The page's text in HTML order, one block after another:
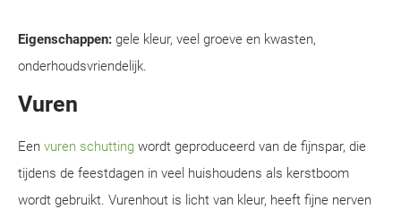
Eigenschappen: gele kleur, veel groeve en kwasten,
onderhoudsvriendelijk.
Vuren
Een vuren schutting wordt geproduceerd van de fijnspar, die
tijdens de feestdagen in veel huishoudens als kerstboom
wordt gebruikt. Vurenhout is licht van kleur, heeft fijne nerven